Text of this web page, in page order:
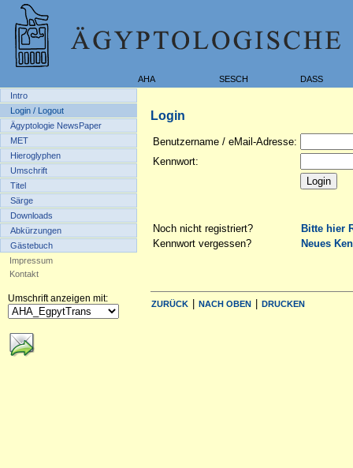
AHA SESCH
DASS
Intro
Login / Logout
Ägyptologie NewsPaper
MET
Hieroglyphen
Umschrift
Titel
Särge
Downloads
Abkürzungen
Gästebuch
Impressum
Kontakt
Umschrift anzeigen mit:
Login
Benutzername / eMail-Adresse:
Kennwort:
Noch nicht registriert?
Bitte hier
Kennwort vergessen?
Neues
ZURÜCK NACH OBEN DRUCKEN